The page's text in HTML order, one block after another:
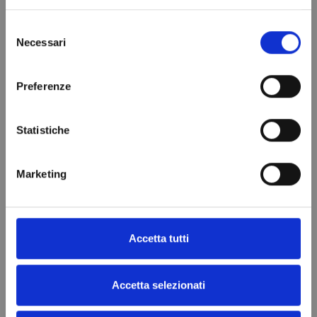
delNecessari
Preferenze
Statistiche
Marketing
Accetta tutti
Accetta selezionati
Nel nostro catalogo troverai prodotti e parti di